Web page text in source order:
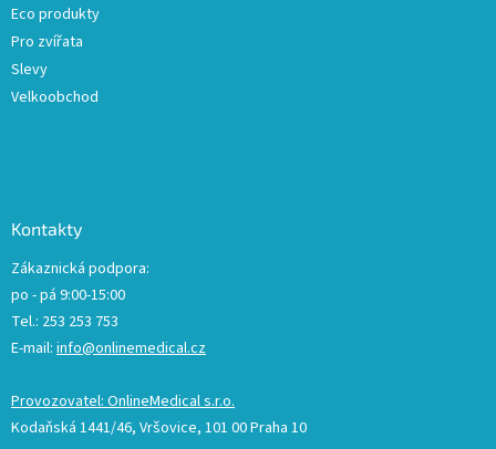
Eco produkty
Pro zvířata
Slevy
Velkoobchod
Kontakty
Zákaznická podpora:
po - pá 9:00-15:00
Tel.: 253 253 753
E-mail: info@onlinemedical.cz
Provozovatel: OnlineMedical s.r.o.
Kodaňská 1441/46, Vršovice, 101 00 Praha 10